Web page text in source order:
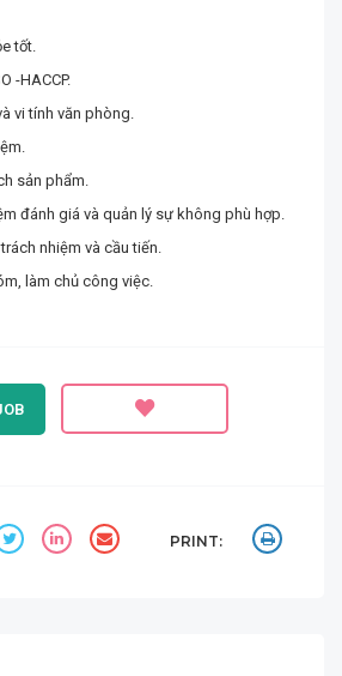
tốt.
-HACCP.
vi tính văn phòng.
sản phẩm.
đánh giá và quản lý sự không phù hợp.
nhiệm và cầu tiến.
làm chủ công việc.
PRINT: